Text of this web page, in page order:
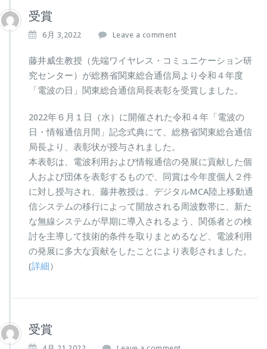
受賞
6月 3,2022 Leave a comment
藤井威生教授（先端ワイヤレス・コミュニケーション研
究センター）が総務省関東総合通信局より令和４年度
「電波の日」関東総合通信局長表彰を受賞しました。
2022年６月１日（水）に開催された令和４年「電波の
日・情報通信月間」記念式典にて、総務省関東総合通信
局長より、表彰状が授与されました。
本表彰は、電波利用および情報通信の発展に貢献した個
人および団体を表彰するもので、同賞は今年度個人２件
に対し授与され、藤井教授は、デジタルMCA陸上移動通
信システムの移行によって開放される周波数帯に、新た
な無線システムが早期に導入されるよう、関係者との検
討を主導して技術的条件を取りまとめるなど、電波利用
の発展に多大な貢献をしたことにより表彰されました。
(詳細）
受賞